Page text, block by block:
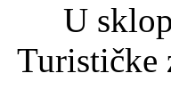
U
Turističke